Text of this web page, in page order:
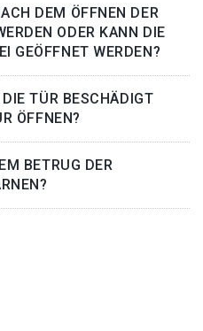
DEM ÖFFNEN DER
ODER KANN DIE
GEÖFFNET WERDEN?
TÜR BESCHÄDIGT
ÖFFNEN?
BETRUG DER